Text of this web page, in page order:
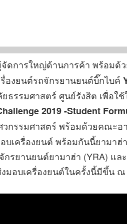
ดการใหญ่ด้านการค้า พร้อมด้
องยนต์รถจักรยานยนต์บิ๊กไบค์
รรมศาสตร์ ศูนย์รังสิต เพื่อใ
2019 -Student
รรมศาสตร์ พร้อมด้วยคณะอ
เครื่องยนต์ พร้อมกันนี้ยามา
รยานยนต์ยามาฮ่า (YRA) แล
มอบเครื่องยนต์ในครั้งนี้มีขึ้น